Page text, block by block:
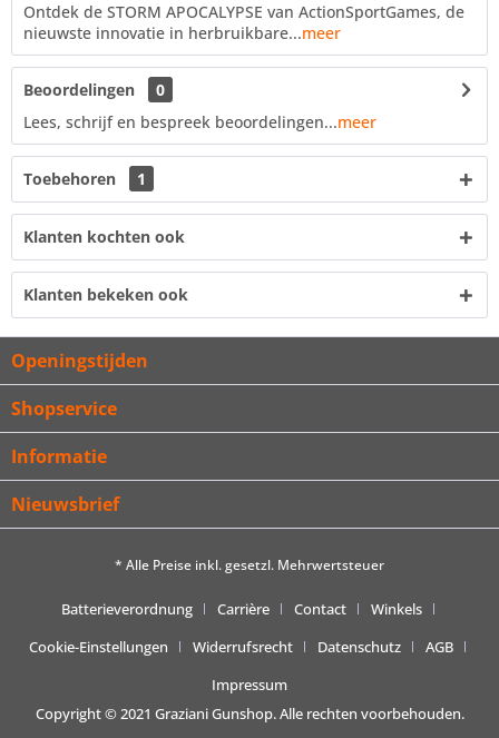
Ontdek de STORM APOCALYPSE van ActionSportGames, de
nieuwste innovatie in herbruikbare...meer
Beoordelingen
0
Lees, schrijf en bespreek beoordelingen...meer
Toebehoren 1
Klanten kochten ook
Klanten bekeken ook
Openingstijden
Shopservice
Informatie
Nieuwsbrief
* Alle Preise inkl. gesetzl. Mehrwertsteuer
Batterieverordnung Carrière Contact
Winkels
Cookie-Einstellungen
Widerrufsrecht Datenschutz
AGB
Impressum
Copyright © 2021 Graziani Gunshop. Alle rechten voorbehouden.